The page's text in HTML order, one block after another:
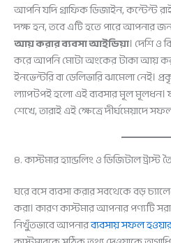
আপনি যদি গ্রাফিক ডিজাইন, কন্টেন্ট
দক্ষ হন, তবে এটি হতে পারে আপনার
আয় করার ব্যবসা আইডিয়া। দেশি ও
করে আপনি মোটা অংকের টাকা আয়
ইনভেন্টরি বা ডেলিভারি ঝামেলা নেই।
ল্যাপটপই হলো এই ব্যবসার মূল মূলধন।
শেখে, তারাই এই ক্ষেত্রে দীর্ঘমেয়াদে
৪. কাস্টমার হ্যান্ডলিং ও ডিজিটাল ট্রাস্ট
ঘরে বসে ব্যবসা করার সবথেকে বড়
করা। কারণ কাস্টমার আপনার পণ্যটি
নিখুঁতভাবে আপনারব্যবসায় সফল